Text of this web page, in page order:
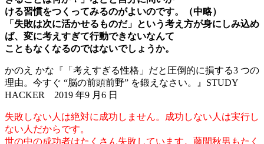
ける習慣をつくってみるのがよいのです。（中略）
「失敗は次に活かせるものだ」という考え方が身にしみ込め
ば、変に考えすぎて行動できないなんて
こともなくなるのではないでしょうか。
かのえ かな『「考えすぎる性格」だと圧倒的に損する3 つの
理由。今すぐ “脳の前頭前野” を鍛えなさい。』STUDY
HACKER 2019 年9 月6 日
失敗しない人は絶対に成功しません。成功しない人は実行し
ない人だからです。
世の中の成功者はたくさん失敗しています。藤間秋男もたく